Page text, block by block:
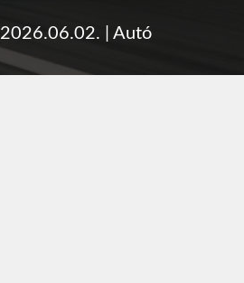
2026.06.02. Autó